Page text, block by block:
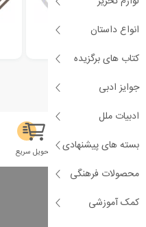
انواع داستان
کتاب های برگزیده
جوایز ادبی
ادبیات ملل
بسته های پیشنهادی
محصولات فرهنگی
کمک آموزشی
ادبیات هند
سلامت فیزیکی تحویل سریع